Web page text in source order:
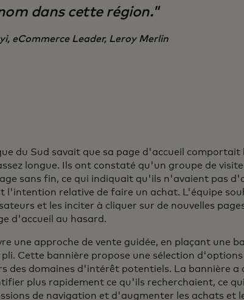
dans cette région."
eCommerce Leader, Leroy Merlin
du Sud savait que sa page d'accueil comportait
longue. Ils ont constaté qu'un groupe de
sans fin, ce qui indiquait qu'ils n'avaient pas
l'intention relative de faire un achat. L'équipe
et les inciter à cliquer sur de nouvelles
d'accueil au hasard.
une approche de vente guidée, en plaçant une
pli. Cette bannière propose une sélection
des domaines d'intérêt potentiels. La bannière a
plus rapidement ce qu'ils recherchaient, ce
de navigation et d'augmenter les achats et